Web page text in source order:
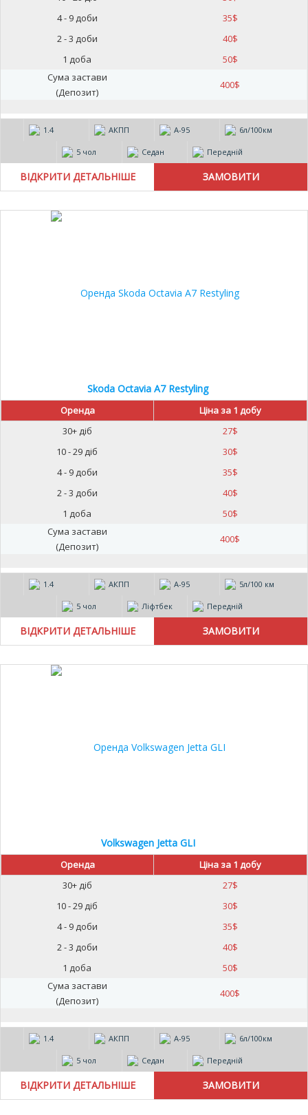
4 - 9 доби
35$
2 - 3 доби
40$
1 доба
50$
Сума застави
(Депозит)
400$
1.4 АКПП А-95 6л/100км
5 чол Седан Передній
ВІДКРИТИ ДЕТАЛЬНІШЕ
Skoda Octavia A7 Restyling
Оренда
Ціна за 1 добу
30+ діб
27$
10 - 29 діб
30$
4 - 9 доби
35$
2 - 3 доби
40$
1 доба
50$
Сума застави
(Депозит)
400$
1.4 АКПП А-95 5л/100 км
5 чол Ліфтбек Передній
ВІДКРИТИ ДЕТАЛЬНІШЕ
Volkswagen Jetta GLI
Оренда
Ціна за 1 добу
30+ діб
27$
10 - 29 діб
30$
4 - 9 доби
35$
2 - 3 доби
40$
1 доба
50$
Сума застави
(Депозит)
400$
1.4 АКПП А-95 6л/100км
5 чол Седан Передній
ВІДКРИТИ ДЕТАЛЬНІШЕ